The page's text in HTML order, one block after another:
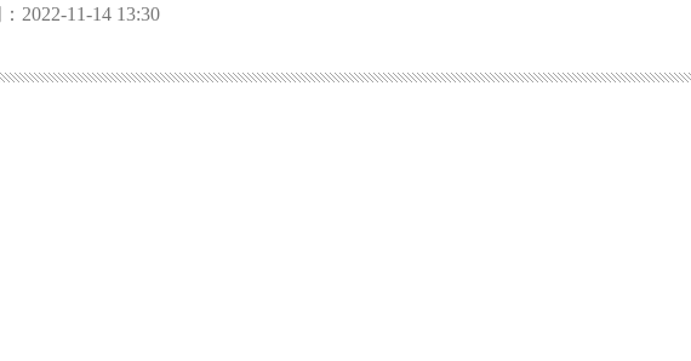
2022-11-14 13:30